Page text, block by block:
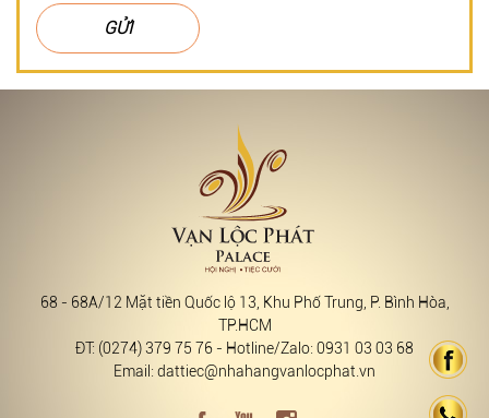
GỬI
68 - 68A/12 Mặt tiền Quốc lộ 13, Khu Phố Trung, P. Bình Hòa,
TP.HCM
ĐT: (0274) 379 75 76 - Hotline/Zalo: 0931 03 03 68
Email: dattiec@nhahangvanlocphat.vn